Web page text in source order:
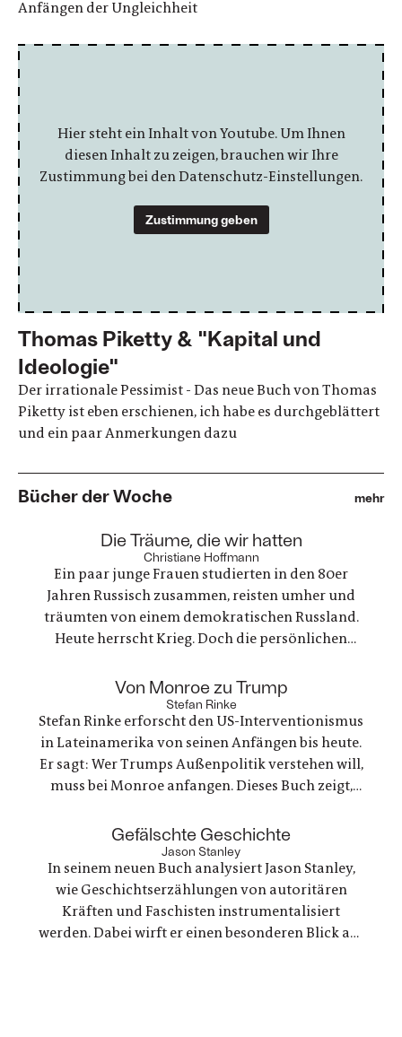
Anfängen der Ungleichheit
Hier steht ein Inhalt von Youtube. Um Ihnen
diesen Inhalt zu zeigen, brauchen wir Ihre
Zustimmung bei den Datenschutz-Einstellungen.
Zustimmung geben
Thomas Piketty & "Kapital und
Ideologie"
Der irrationale Pessimist - Das neue Buch von Thomas
Piketty ist eben erschienen, ich habe es durchgeblättert
und ein paar Anmerkungen dazu
Bücher der Woche mehr
Die Träume, die wir hatten
Christiane Hoffmann
Ein paar junge Frauen studierten in den 80er
Jahren Russisch zusammen, reisten umher und
träumten von einem demokratischen Russland.
Heute herrscht Krieg. Doch die persönlichen
gerade als eine der Frauen stirbt. Ein Buch über
Trauer und Hoffnung in deutsch-ukranisch-
russischen Beziehungen
Von Monroe zu Trump
Stefan Rinke
Stefan Rinke erforscht den US-Interventionismus
in Lateinamerika von seinen Anfängen bis heute.
Er sagt: Wer Trumps Außenpolitik verstehen will,
muss bei Monroe anfangen. Dieses Buch zeigt,
Lateinamerika keine Randnotiz der Weltpolitik
sind, sondern ein Schlüssel zum Verständnis
unserer Gegenwart
Gefälschte Geschichte
Jason Stanley
In seinem neuen Buch analysiert Jason Stanley,
wie Geschichtserzählungen von autoritären
Kräften und Faschisten instrumentalisiert
werden. Dabei wirft er einen besonderen Blick auf